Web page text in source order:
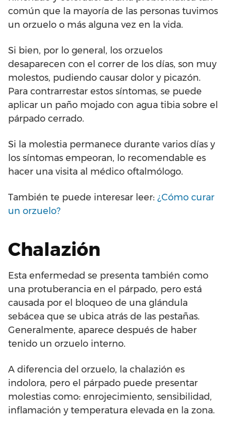
común que la mayoría de las personas tuvimos
un orzuelo o más alguna vez en la vida.
Si bien, por lo general, los orzuelos
desaparecen con el correr de los días, son muy
molestos, pudiendo causar dolor y picazón.
Para contrarrestar estos síntomas, se puede
aplicar un paño mojado con agua tibia sobre el
párpado cerrado.
Si la molestia permanece durante varios días y
los síntomas empeoran, lo recomendable es
hacer una visita al médico oftalmólogo.
También te puede interesar leer: ¿Cómo curar
un orzuelo?
Chalazión
Esta enfermedad se presenta también como
una protuberancia en el párpado, pero está
causada por el bloqueo de una glándula
sebácea que se ubica atrás de las pestañas.
Generalmente, aparece después de haber
tenido un orzuelo interno.
A diferencia del orzuelo, la chalazión es
indolora, pero el párpado puede presentar
molestias como: enrojecimiento, sensibilidad,
inflamación y temperatura elevada en la zona.